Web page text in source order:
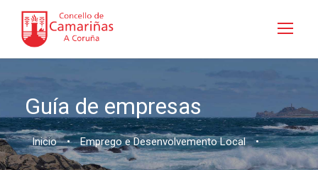
Guía de empresas
Inicio • Emprego e Desenvolvemento Local •